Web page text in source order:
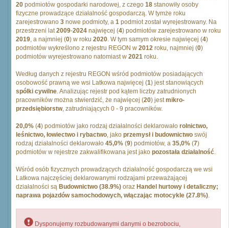
20 podmiotów gospodarki narodowej, z czego 18 stanowiły osoby
fizyczne prowadzące działalność gospodarczą. W tymże roku
zarejestrowano 3 nowe podmioty, a 1 podmiot został wyrejestrowany. Na
przestrzeni lat2009-2024 najwięcej (4) podmiotów zarejestrowano w roku
2019, a najmniej (0) w roku 2020. W tym samym okresie najwięcej (4)
podmiotów wykreślono z rejestru REGON w 2012 roku, najmniej (0)
podmiotów wyrejestrowano natomiast w 2021 roku.
Według danych z rejestru REGON wśród podmiotów posiadających
osobowość prawną we wsi Latkowa najwięcej (1) jest stanowiących
spólki cywilne. Analizując rejestr pod kątem liczby zatrudnionych
pracowników można stwierdzić, że najwięcej (20) jestmikro-
przedsiębiorstw, zatrudniających 0 - 9 pracowników.
20,0% (4) podmiotów jako rodzaj działalności deklarowało rolnictwo,
leśnictwo, łowiectwo i rybactwo, jako przemysł i budownictwo swój
rodzaj działalności deklarowało 45,0% (9) podmiotów, a 35,0% (7)
podmiotów w rejestrze zakwalifikowana jest jako pozostała działalność.
Wśród osób fizycznych prowadzących działalność gospodarczą we wsi
Latkowa najczęściej deklarowanymi rodzajami przeważającej
działalności są Budownictwo (38.9%) oraz Handel hurtowy i detaliczny;
naprawa pojazdów samochodowych, włączając motocykle (27.8%).
Dysponujemy rozbudowanymi danymi o bezrobociu,